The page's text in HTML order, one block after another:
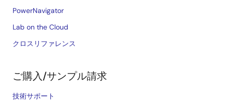
PowerNavigator
Lab on the Cloud
クロスリファレンス
ご購入/サンプル請求
技術サポート